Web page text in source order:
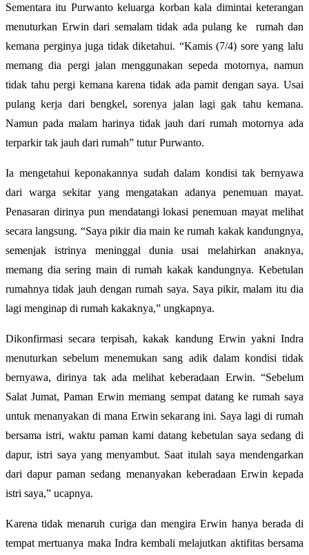
Sementara itu Purwanto keluarga korban kala dimintai keterangan
menuturkan Erwin dari semalam tidak ada pulang ke rumah dan
kemana perginya juga tidak diketahui. “Kamis (7/4) sore yang lalu
memang dia pergi jalan menggunakan sepeda motornya, namun
tidak tahu pergi kemana karena tidak ada pamit dengan saya. Usai
pulang kerja dari bengkel, sorenya jalan lagi gak tahu kemana.
Namun pada malam harinya tidak jauh dari rumah motornya ada
terparkir tak jauh dari rumah” tutur Purwanto.
Ia mengetahui keponakannya sudah dalam kondisi tak bernyawa
dari warga sekitar yang mengatakan adanya penemuan mayat.
Penasaran dirinya pun mendatangi lokasi penemuan mayat melihat
secara langsung. “Saya pikir dia main ke rumah kakak kandungnya,
semenjak istrinya meninggal dunia usai melahirkan anaknya,
memang dia sering main di rumah kakak kandungnya. Kebetulan
rumahnya tidak jauh dengan rumah saya. Saya pikir, malam itu dia
lagi menginap di rumah kakaknya,” ungkapnya.
Dikonfirmasi secara terpisah, kakak kandung Erwin yakni Indra
menuturkan sebelum menemukan sang adik dalam kondisi tidak
bernyawa, dirinya tak ada melihat keberadaan Erwin. “Sebelum
Salat Jumat, Paman Erwin memang sempat datang ke rumah saya
untuk menanyakan di mana Erwin sekarang ini. Saya lagi di rumah
bersama istri, waktu paman kami datang kebetulan saya sedang di
dapur, istri saya yang menyambut. Saat itulah saya mendengarkan
dari dapur paman sedang menanyakan keberadaan Erwin kepada
istri saya,” ucapnya.
Karena tidak menaruh curiga dan mengira Erwin hanya berada di
tempat mertuanya maka Indra kembali melajutkan aktifitas bersama